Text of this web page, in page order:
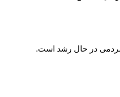
مردمی در حال رشد است.